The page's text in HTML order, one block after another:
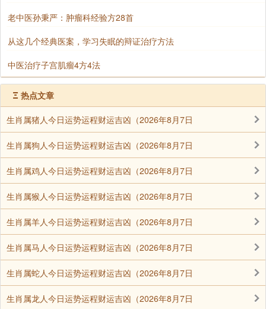
老中医孙秉严：肿瘤科经验方28首
从这几个经典医案，学习失眠的辩证治疗方法
中医治疗子宫肌瘤4方4法
Ξ 热点文章
生肖属猪人今日运势运程财运吉凶（2026年8月7日
生肖属狗人今日运势运程财运吉凶（2026年8月7日
生肖属鸡人今日运势运程财运吉凶（2026年8月7日
生肖属猴人今日运势运程财运吉凶（2026年8月7日
生肖属羊人今日运势运程财运吉凶（2026年8月7日
生肖属马人今日运势运程财运吉凶（2026年8月7日
生肖属蛇人今日运势运程财运吉凶（2026年8月7日
生肖属龙人今日运势运程财运吉凶（2026年8月7日